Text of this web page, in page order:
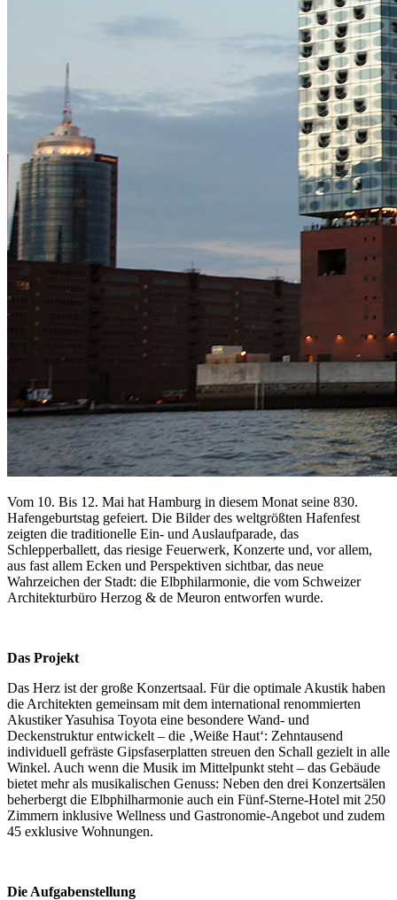
Vom 10. Bis 12. Mai hat Hamburg in diesem Monat seine 830.
Hafengeburtstag gefeiert. Die Bilder des weltgrößten Hafenfest
zeigten die traditionelle Ein- und Auslaufparade, das
Schlepperballett, das riesige Feuerwerk, Konzerte und, vor allem,
aus fast allem Ecken und Perspektiven sichtbar, das neue
Wahrzeichen der Stadt: die Elbphilarmonie, die vom Schweizer
Architekturbüro Herzog & de Meuron entworfen wurde.
Das Projekt
Das Herz ist der große Konzertsaal. Für die optimale Akustik haben
die Architekten gemeinsam mit dem international renommierten
Akustiker Yasuhisa Toyota eine besondere Wand- und
Deckenstruktur entwickelt – die ‚Weiße Haut‘: Zehntausend
individuell gefräste Gipsfaserplatten streuen den Schall gezielt in alle
Winkel. Auch wenn die Musik im Mittelpunkt steht – das Gebäude
bietet mehr als musikalischen Genuss: Neben den drei Konzertsälen
beherbergt die Elbphilharmonie auch ein Fünf-Sterne-Hotel mit 250
Zimmern inklusive Wellness und Gastronomie-Angebot und zudem
45 exklusive Wohnungen.
Die Aufgabenstellung